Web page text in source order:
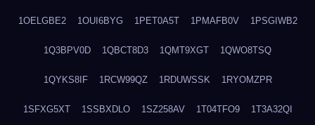
1OELGBE2 1OUI6BYG 1PET0A5T 1PMAFB0V 1PSGIWB2
1Q3BPV0D 1QBCT8D3 1QMT9XGT 1QWO8TSQ
1QYKS8IF 1RCW99QZ 1RDUWSSK 1RYOMZPR
1SFXG5XT 1SSBXDLO 1SZ258AV 1T04TFO9 1T3A32QI